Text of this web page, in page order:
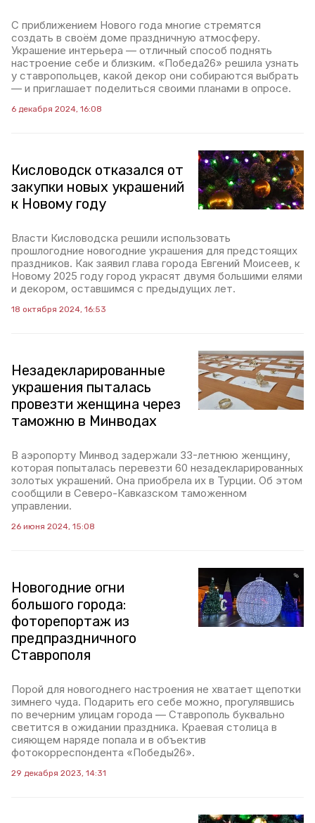
С приближением Нового года многие стремятся
создать в своём доме праздничную атмосферу.
Украшение интерьера — отличный способ поднять
настроение себе и близким. «Победа26» решила узнать
у ставропольцев, какой декор они собираются выбрать
— и приглашает поделиться своими планами в опросе.
6 декабря 2024, 16:08
Кисловодск отказался от
закупки новых украшений
к Новому году
Власти Кисловодска решили использовать
прошлогодние новогодние украшения для предстоящих
праздников. Как заявил глава города Евгений Моисеев, к
Новому 2025 году город украсят двумя большими елями
и декором, оставшимся с предыдущих лет.
18 октября 2024, 16:53
Незадекларированные
украшения пыталась
провезти женщина через
таможню в Минводах
В аэропорту Минвод задержали 33-летнюю женщину,
которая попыталась перевезти 60 незадекларированных
золотых украшений. Она приобрела их в Турции. Об этом
сообщили в Северо-Кавказском таможенном
управлении.
26 июня 2024, 15:08
Новогодние огни
большого города:
фоторепортаж из
предпраздничного
Ставрополя
Порой для новогоднего настроения не хватает щепотки
зимнего чуда. Подарить его себе можно, прогулявшись
по вечерним улицам города — Ставрополь буквально
светится в ожидании праздника. Краевая столица в
сияющем наряде попала и в объектив
фотокорреспондента «Победы26».
29 декабря 2023, 14:31